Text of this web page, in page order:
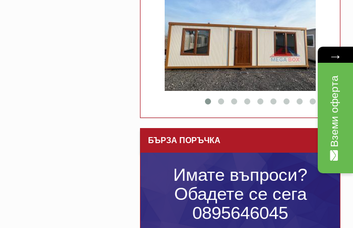
БЪРЗА ПОРЪЧКА
Имате въпроси?
Обадете се сега
0895646045
→
Вземи оферта